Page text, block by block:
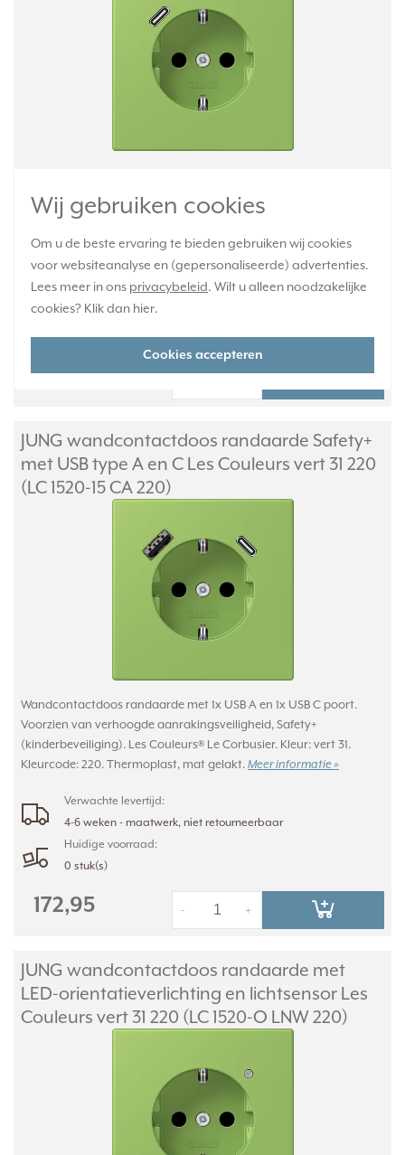
Wij gebruiken cookies
Om u de beste ervaring te bieden gebruiken wij cookies
voor websiteanalyse en (gepersonaliseerde) advertenties.
Lees meer in ons privacybeleid. Wilt u alleen noodzakelijke
cookies? Klik dan hier.
Cookies accepteren
verhoogde aanrakingsveiligheid (kinderbeveiliging). Met
snellaadfunctie. Les Couleurs® Le Corbusier. Kleur: vert 31.
Meer informatie »
Verwachte levertijd:
4-6 weken - maatwerk, niet retourneerbaar
Huidige voorraad:
0 stuk(s)
172,95
JUNG wandcontactdoos randaarde Safety+
met USB type A en C Les Couleurs vert 31 220
(LC 1520-15 CA 220)
Wandcontactdoos randaarde met 1x USB A en 1x USB C poort.
Voorzien van verhoogde aanrakingsveiligheid, Safety+
(kinderbeveiliging). Les Couleurs® Le Corbusier. Kleur: vert 31.
Kleurcode: 220. Thermoplast, mat gelakt. Meer informatie »
Verwachte levertijd:
4-6 weken - maatwerk, niet retourneerbaar
Huidige voorraad:
0 stuk(s)
172,95 +
-
JUNG wandcontactdoos randaarde met
LED-orientatieverlichting en lichtsensor Les
Couleurs vert 31 220 (LC 1520-O LNW 220)